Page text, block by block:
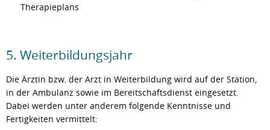
Therapieplans
5. Weiterbildungsjahr
Die Ärztin bzw. der Arzt in Weiterbildung wird auf der Station,
in der Ambulanz sowie im Bereitschaftsdienst eingesetzt.
Dabei werden unter anderem folgende Kenntnisse und
Fertigkeiten vermittelt: